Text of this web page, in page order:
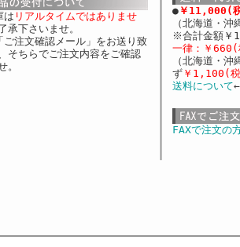
は リアルタイムではありませ
承下さいませ。
ご注文確認メール」をお送り致
そちらでご注文内容をご確認
。
● ￥11,000(
（北海道・
※合計金額￥
一律：￥
（北海道・
ず ￥1,100(
送料について
FAXで注文の